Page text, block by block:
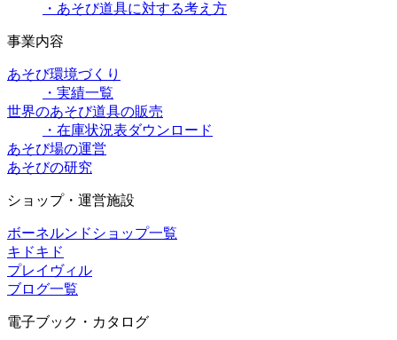
・あそび道具に対する考え方
事業内容
あそび環境づくり
・実績一覧
世界のあそび道具の販売
・在庫状況表ダウンロード
あそび場の運営
あそびの研究
ショップ・運営施設
ボーネルンドショップ一覧
キドキド
プレイヴィル
ブログ一覧
電子ブック・カタログ